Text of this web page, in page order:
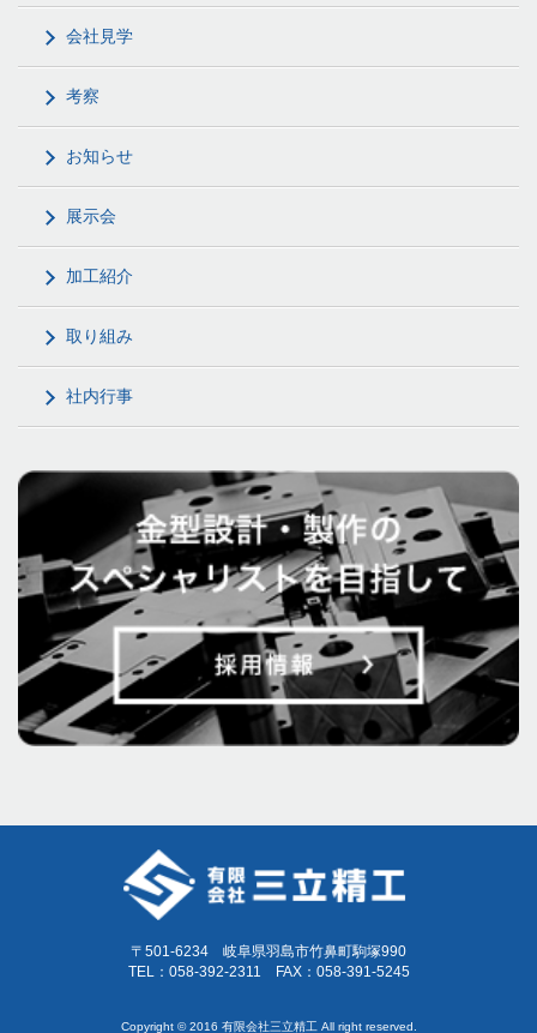
会社見学
考察
お知らせ
展示会
加工紹介
取り組み
社内行事
〒501-6234 岐阜県羽島市竹鼻町駒塚990
TEL：058-392-2311 FAX：058-391-5245
Copyright © 2016 有限会社三立精工 All right reserved.